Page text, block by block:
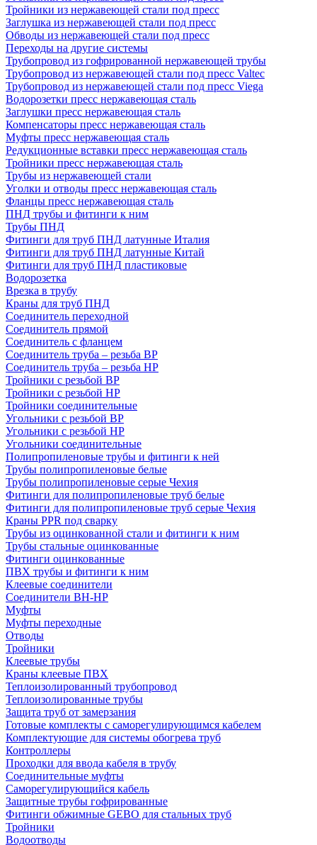
Тройники из нержавеющей стали под пресс
Заглушка из нержавеющей стали под пресс
Обводы из нержавеющей стали под пресс
Переходы на другие системы
Трубопровод из гофрированной нержавеющей трубы
Трубопровод из нержавеющей стали под пресс Valtec
Трубопровод из нержавеющей стали под пресс Viega
Водорозетки пресс нержавеющая сталь
Заглушки пресс нержавеющая сталь
Компенсаторы пресс нержавеющая сталь
Муфты пресс нержавеющая сталь
Редукционные вставки пресс нержавеющая сталь
Тройники пресс нержавеющая сталь
Трубы из нержавеющей стали
Уголки и отводы пресс нержавеющая сталь
Фланцы пресс нержавеющая сталь
ПНД трубы и фитинги к ним
Трубы ПНД
Фитинги для труб ПНД латунные Италия
Фитинги для труб ПНД латунные Китай
Фитинги для труб ПНД пластиковые
Водорозетка
Врезка в трубу
Краны для труб ПНД
Соединитель переходной
Соединитель прямой
Соединитель с фланцем
Соединитель труба – резьба ВР
Соединитель труба – резьба НР
Тройники с резьбой ВР
Тройники с резьбой НР
Тройники соединительные
Угольники с резьбой ВР
Угольники с резьбой НР
Угольники соединительные
Полипропиленовые трубы и фитинги к ней
Трубы полипропиленовые белые
Трубы полипропиленовые серые Чехия
Фитинги для полипропиленовые труб белые
Фитинги для полипропиленовые труб серые Чехия
Краны PPR под сварку
Трубы из оцинкованной стали и фитинги к ним
Трубы стальные оцинкованные
Фитинги оцинкованные
ПВХ трубы и фитинги к ним
Клеевые соединители
Соединители ВН-НР
Муфты
Муфты переходные
Отводы
Тройники
Клеевые трубы
Краны клеевые ПВХ
Теплоизолированный трубопровод
Теплоизолированные трубы
Защита труб от замерзания
Готовые комплекты с саморегулирующимся кабелем
Комплектующие для системы обогрева труб
Контроллеры
Проходки для ввода кабеля в трубу
Соединительные муфты
Саморегулирующийся кабель
Защитные трубы гофрированные
Фитинги обжимные GEBO для стальных труб
Тройники
Водоотводы